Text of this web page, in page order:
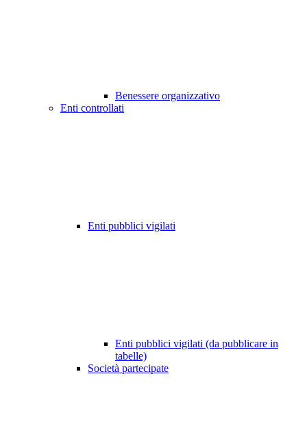
Benessere organizzativo
Enti controllati
Enti pubblici vigilati
Enti pubblici vigilati (da pubblicare in
tabelle)
Società partecipate